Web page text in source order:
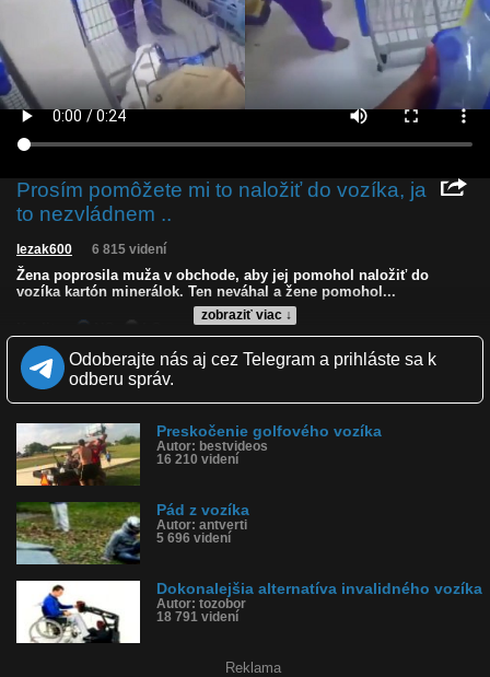
Prosím pomôžete mi to naložiť do vozíka, ja
to nezvládnem ..
zobraziť viac ↓
lezak600 6 815 videní
Žena poprosila muža v obchode, aby jej pomohol naložiť do
vozíka kartón minerálok. Ten neváhal a žene pomohol...
Zverejnené: 3.7.2026 22:20
Páči sa: 80% (25 hlasov)
Obľúbené: 1
Komentárov: 28
Kategória: zábavné
Tagy: vozík, voda, pomoc, vystrelil si, srandu, srandoval, košík
História sledovanosti videa:
Odoberajte nás aj cez Telegram a prihláste sa k
odberu správ.
Preskočenie golfového vozíka
Autor: bestvideos
16 210 videní
Pád z vozíka
Autor: antverti
5 696 videní
Dokonalejšia alternatíva invalidného vozíka
Autor: tozobor
18 791 videní
Reklama